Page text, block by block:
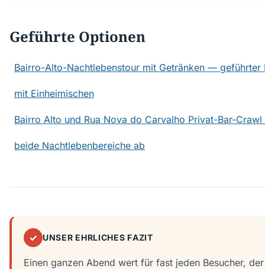
Geführte Optionen
Bairro-Alto-Nachtlebenstour mit Getränken — geführter
mit Einheimischen
Bairro Alto und Rua Nova do Carvalho Privat-Bar-
beide Nachtlebenbereiche ab
✓ UNSER EHRLICHES FAZIT
Einen ganzen Abend wert für fast jeden Besucher,